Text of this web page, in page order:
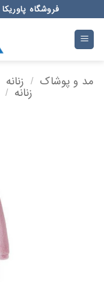
to
content
فروشگاه
مد و پوشاک / زنانه
زنانه /